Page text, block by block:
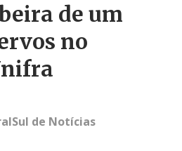
de um
no
de Notícias